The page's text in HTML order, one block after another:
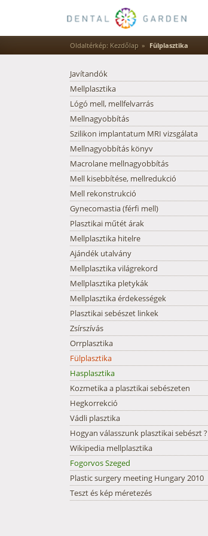
Oldaltérkép: Kezdőlap Fülplasztika
Javítandók
Mellplasztika
Lógó mell, mellfelvarrás
Mellnagyobbítás
Szilikon implantatum MRI vizsgálata
Mellnagyobbítás könyv
Macrolane mellnagyobbítás
Mell kisebbítése, mellredukció
Mell rekonstrukció
Gynecomastia (férfi mell)
Plasztikai műtét árak
Mellplasztika hitelre
Ajándék utalvány
Mellplasztika világrekord
Mellplasztika pletykák
Mellplasztika érdekességek
Plasztikai sebészet linkek
Zsírszívás
Orrplasztika
Fülplasztika
Hasplasztika
Kozmetika a plasztikai sebészeten
Hegkorrekció
Vádli plasztika
Hogyan válasszunk plasztikai sebészt ?
Wikipedia mellplasztika
Fogorvos Szeged
Plastic surgery meeting Hungary 2010
Teszt és kép méretezés